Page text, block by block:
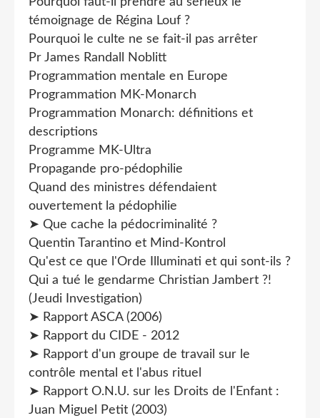
témoignage de Régina Louf ?
Pourquoi le culte ne se fait-il pas arrêter
Pr James Randall Noblitt
Programmation mentale en Europe
Programmation MK-Monarch
Programmation Monarch: définitions et
descriptions
Programme MK-Ultra
Propagande pro-pédophilie
Quand des ministres défendaient
ouvertement la pédophilie
➤ Que cache la pédocriminalité ?
Quentin Tarantino et Mind-Kontrol
Qu'est ce que l'Orde Illuminati et qui sont-ils ?
Qui a tué le gendarme Christian Jambert ?!
(Jeudi Investigation)
➤ Rapport ASCA (2006)
➤ Rapport du CIDE - 2012
➤ Rapport d'un groupe de travail sur le
contrôle mental et l'abus rituel
➤ Rapport O.N.U. sur les Droits de l'Enfant :
Juan Miguel Petit (2003)